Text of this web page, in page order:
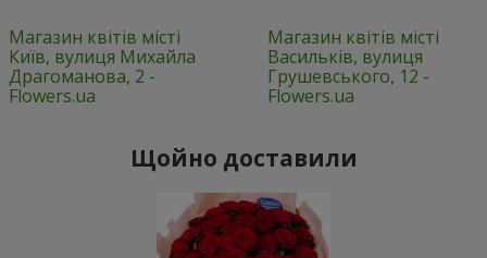
Магазин квітів місті
Київ, вулиця Михайла
Драгоманова, 2 -
Flowers.ua
Магазин квітів місті
Васильків, вулиця
Грушевського, 12 -
Flowers.ua
Щойно доставили